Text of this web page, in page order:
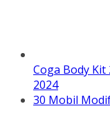
Coga Body Kit
2024
30 Mobil